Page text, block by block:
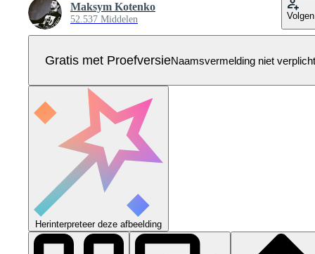
Maksym Kotenko
52.537 Middelen Volgen
Gratis met ProefversieNaamsvermelding niet verplicht
Herinterpreteer deze afbeelding